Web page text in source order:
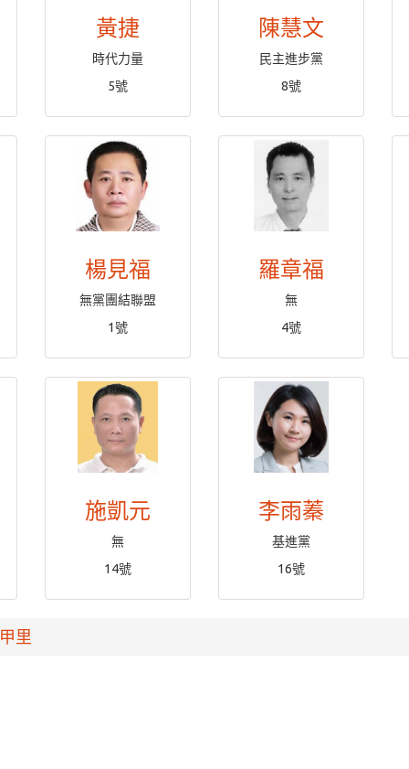
黃捷
時代力量
5號
陳慧文
民主進步黨
8號
楊見福
無黨團結聯盟
1號
羅章福
無
4號
施凱元
無
14號
李雨蓁
基進黨
16號
里